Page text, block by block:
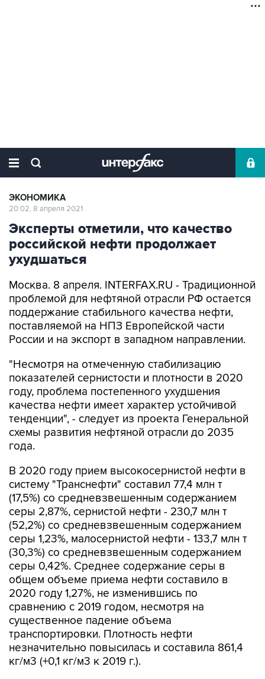
ЭКОНОМИКА
20:02, 8 апреля 2021
Эксперты отметили, что качество
российской нефти продолжает
ухудшаться
Москва. 8 апреля. INTERFAX.RU - Традиционной
проблемой для нефтяной отрасли РФ остается
поддержание стабильного качества нефти,
поставляемой на НПЗ Европейской части
России и на экспорт в западном направлении.
"Несмотря на отмеченную стабилизацию
показателей сернистости и плотности в 2020
году, проблема постепенного ухудшения
качества нефти имеет характер устойчивой
тенденции", - следует из проекта Генеральной
схемы развития нефтяной отрасли до 2035
года.
В 2020 году прием высокосернистой нефти в
систему "Транснефти" составил 77,4 млн т
(17,5%) со средневзвешенным содержанием
серы 2,87%, сернистой нефти - 230,7 млн т
(52,2%) со средневзвешенным содержанием
серы 1,23%, малосернистой нефти - 133,7 млн т
(30,3%) со средневзвешенным содержанием
серы 0,42%. Среднее содержание серы в
общем объеме приема нефти составило в
2020 году 1,27%, не изменившись по
сравнению с 2019 годом, несмотря на
существенное падение объема
транспортировки. Плотность нефти
незначительно повысилась и составила 861,4
кг/м3 (+0,1 кг/м3 к 2019 г.).